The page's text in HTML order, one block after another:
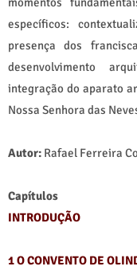
específicos:
presença dos
desenvolvimento
integração do aparato
Nossa Senhora das
Autor: Rafael Ferreira
Capítulos
INTRODUÇÃO
1 O CONVENTO DE